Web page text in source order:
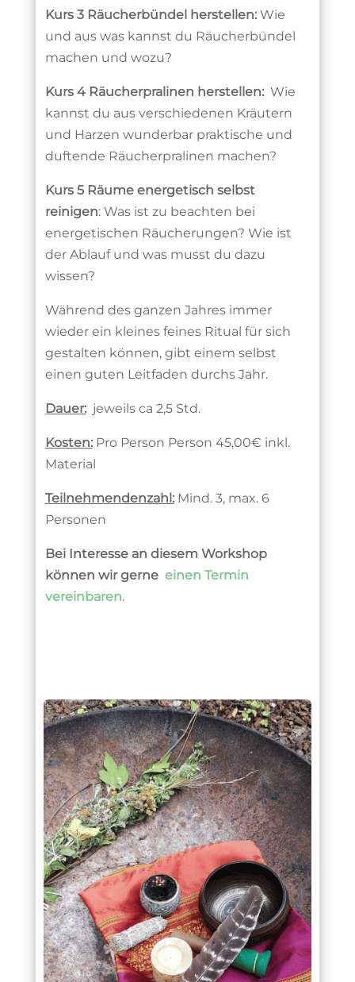
Kurs 3 Räucherbündel herstellen:Wie
und aus was kannst du Räucherbündel
machen und wozu?
Kurs 4 Räucherpralinen herstellen:Wie
kannst du aus verschiedenen Kräutern
und Harzen wunderbar praktische und
duftende Räucherpralinen machen?
Kurs 5 Räume energetisch selbst
reinigen: Was ist zu beachten bei
energetischen Räucherungen? Wie ist
der Ablauf und was musst du dazu
wissen?
Während des ganzen Jahres immer
wieder ein kleines feines Ritual für sich
gestalten können, gibt einem selbst
einen guten Leitfaden durchs Jahr.
Dauer:jeweils ca 2,5 Std.
Kosten:Pro Person Person 45,00€ inkl.
Material
Teilnehmendenzahl:Mind. 3, max. 6
Personen
Bei Interesse an diesem Workshop
können wir gerne einen Termin
vereinbaren.